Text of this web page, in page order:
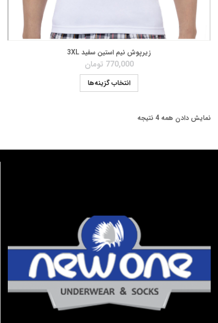
زیرپوش نیم استین سفید 3XL
770,000 تومان
انتخاب گزینه‌ها
نمایش دادن همه 4 نتیجه